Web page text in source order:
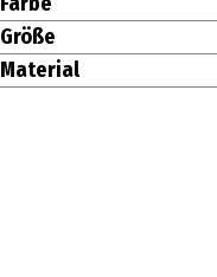
Größe
Material